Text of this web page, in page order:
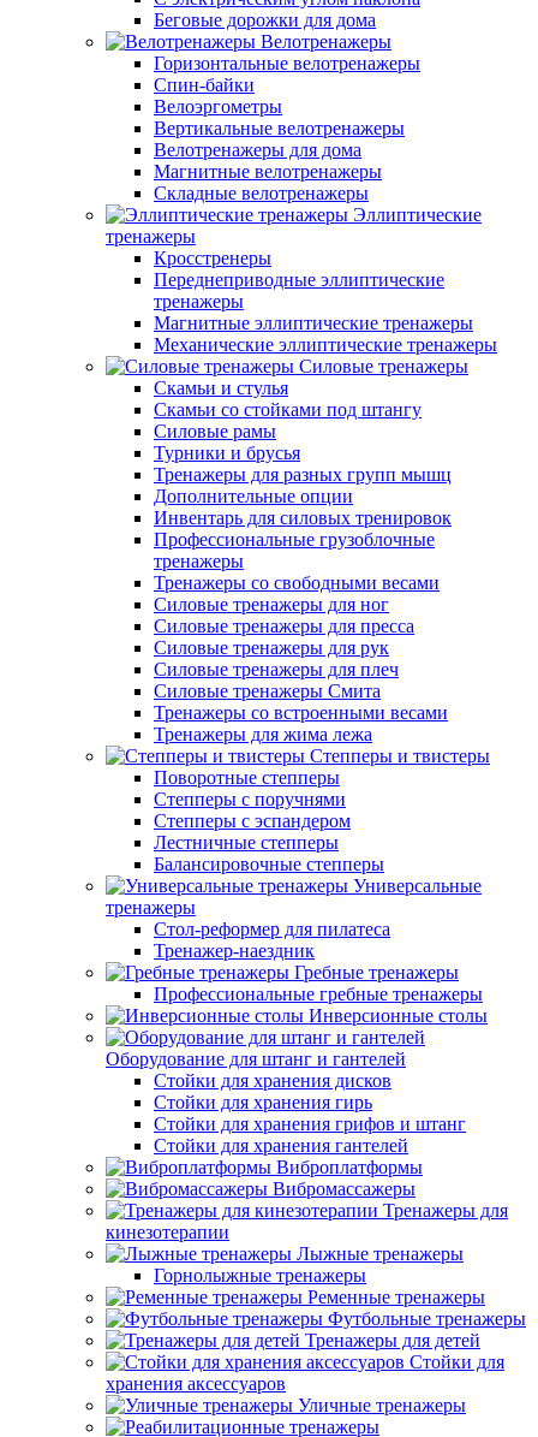
Беговые дорожки для дома
Велотренажеры
Горизонтальные велотренажеры
Спин-байки
Велоэргометры
Вертикальные велотренажеры
Велотренажеры для дома
Магнитные велотренажеры
Складные велотренажеры
Эллиптические
тренажеры
Кросстренеры
Переднеприводные эллиптические
тренажеры
Магнитные эллиптические тренажеры
Механические эллиптические тренажеры
Силовые тренажеры
Скамьи и стулья
Скамьи со стойками под штангу
Силовые рамы
Турники и брусья
Тренажеры для разных групп мышц
Дополнительные опции
Инвентарь для силовых тренировок
Профессиональные грузоблочные
тренажеры
Тренажеры со свободными весами
Силовые тренажеры для ног
Силовые тренажеры для пресса
Силовые тренажеры для рук
Силовые тренажеры для плеч
Силовые тренажеры Смита
Тренажеры со встроенными весами
Тренажеры для жима лежа
Степперы и твистеры
Поворотные степперы
Степперы с поручнями
Степперы с эспандером
Лестничные степперы
Балансировочные степперы
Универсальные
тренажеры
Стол-реформер для пилатеса
Тренажер-наездник
Гребные тренажеры
Профессиональные гребные тренажеры
Инверсионные столы
Оборудование для штанг и гантелей
Стойки для хранения дисков
Стойки для хранения гирь
Стойки для хранения грифов и штанг
Стойки для хранения гантелей
Виброплатформы
Вибромассажеры
Тренажеры для
кинезотерапии
Лыжные тренажеры
Горнолыжные тренажеры
Ременные тренажеры
Футбольные тренажеры
Тренажеры для детей
Стойки для
хранения аксессуаров
Уличные тренажеры